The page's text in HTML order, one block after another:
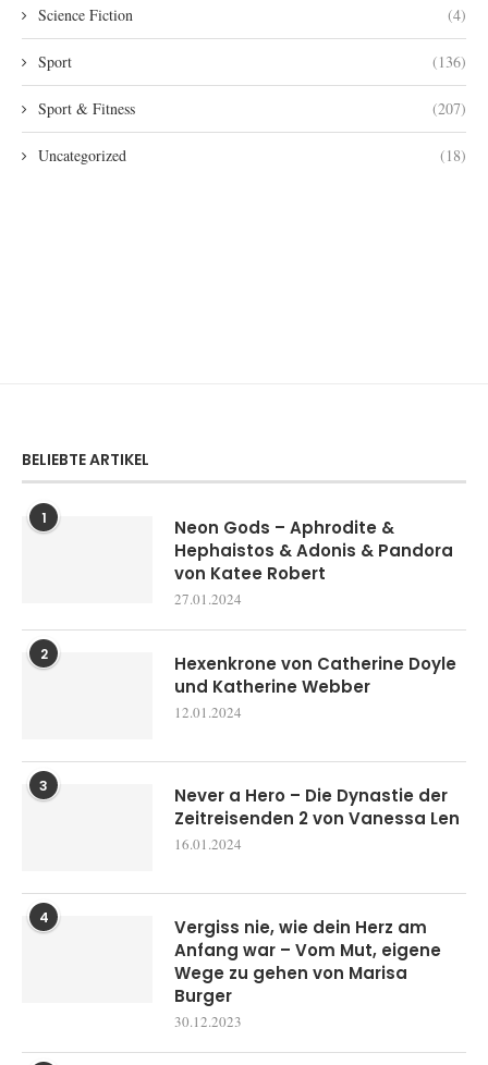
Science Fiction (4)
Sport (136)
Sport & Fitness (207)
Uncategorized (18)
BELIEBTE ARTIKEL
1
Neon Gods – Aphrodite &
Hephaistos & Adonis & Pandora
von Katee Robert
27.01.2024
2
Hexenkrone von Catherine Doyle
und Katherine Webber
12.01.2024
3
Never a Hero – Die Dynastie der
Zeitreisenden 2 von Vanessa Len
16.01.2024
4
Vergiss nie, wie dein Herz am
Anfang war – Vom Mut, eigene
Wege zu gehen von Marisa
Burger
30.12.2023